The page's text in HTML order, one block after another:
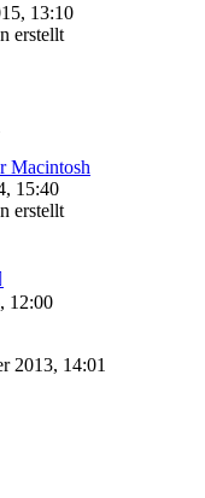
13:10
erstellt
Macintosh
15:40
erstellt
12:00
2013, 14:01